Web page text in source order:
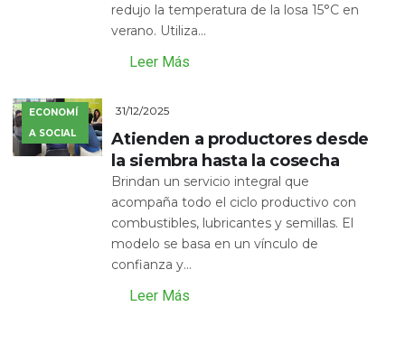
redujo la temperatura de la losa 15°C en
verano. Utiliza...
Leer Más
ECONOMÍ
A SOCIAL
31/12/2025
Atienden a productores desde
la siembra hasta la cosecha
Brindan un servicio integral que
acompaña todo el ciclo productivo con
combustibles, lubricantes y semillas. El
modelo se basa en un vínculo de
confianza y...
Leer Más